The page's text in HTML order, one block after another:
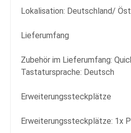
Lokalisation: Deutschland/
Lieferumfang
Zubehör im Lieferumfang:
Tastatursprache: Deutsch
Erweiterungssteckplätze
Erweiterungssteckplätze: 1x